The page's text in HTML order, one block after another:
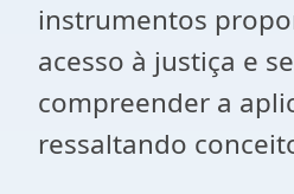
instrumentos
acesso à justiça e
compreender a
ressaltando